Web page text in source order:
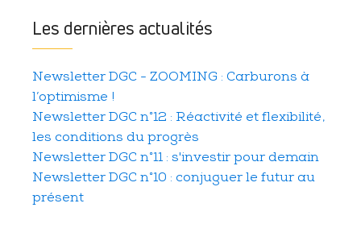
Les dernières actualités
Newsletter DGC - ZOOMING : Carburons à
l’optimisme !
Newsletter DGC n°12 : Réactivité et flexibilité,
les conditions du progrès
Newsletter DGC n°11 : s'investir pour demain
Newsletter DGC n°10 : conjuguer le futur au
présent